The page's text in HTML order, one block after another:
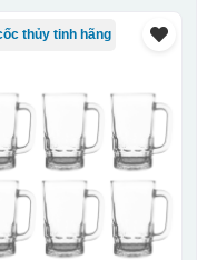
thủy tinh hãng